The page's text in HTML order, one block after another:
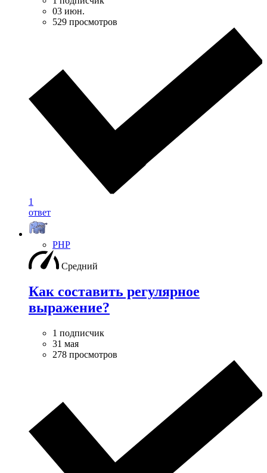
03 июн.
529 просмотров
1
ответ
PHP
Средний
Как составить регулярное
выражение?
1 подписчик
31 мая
278 просмотров